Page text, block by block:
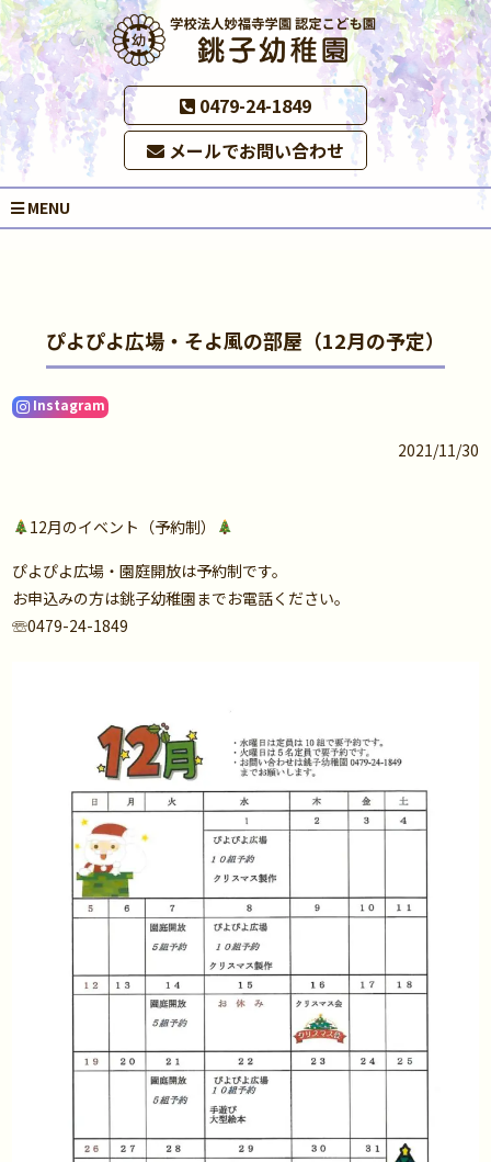
0479-24-1849
メールでお問い合わせ
MENU
ぴよぴよ広場・そよ風の部屋（12月の予定）
Instagram
2021/11/30
12月のイベント（予約制）
ぴよぴよ広場・園庭開放は予約制です。
お申込みの方は銚子幼稚園までお電話ください。
☏0479-24-1849